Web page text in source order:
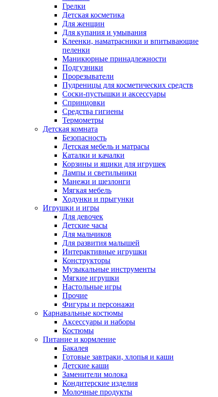
Грелки
Детская косметика
Для женщин
Для купания и умывания
Клеенки, наматрасники и впитывающие
пеленки
Маникюрные принадлежности
Подгузники
Прорезыватели
Пудреницы для косметических средств
Соски-пустышки и аксессуары
Спринцовки
Средства гигиены
Термометры
Детская комната
Безопасность
Детская мебель и матрасы
Каталки и качалки
Корзины и ящики для игрушек
Лампы и светильники
Манежи и шезлонги
Мягкая мебель
Ходунки и прыгунки
Игрушки и игры
Для девочек
Детские часы
Для мальчиков
Для развития малышей
Интерактивные игрушки
Конструкторы
Музыкальные инструменты
Мягкие игрушки
Настольные игры
Прочие
Фигуры и персонажи
Карнавальные костюмы
Аксессуары и наборы
Костюмы
Питание и кормление
Бакалея
Готовые завтраки, хлопья и каши
Детские каши
Заменители молока
Кондитерские изделия
Молочные продукты